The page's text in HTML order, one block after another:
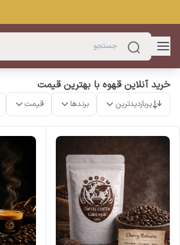
خرید آنلاین قهوه با بهترین قیمت
پربازدیدترین برندها قیمت